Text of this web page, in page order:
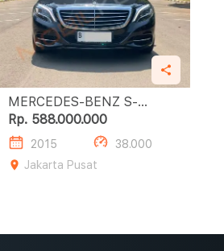
MERCEDES-BENZ S-
CLASS S400 L
Rp. 588.000.000
2015
38.000
Jakarta Pusat